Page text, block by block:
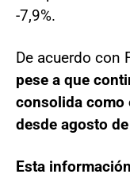
-7,9%.
De acuerdo con
pese a que
consolida como
desde agosto
Esta